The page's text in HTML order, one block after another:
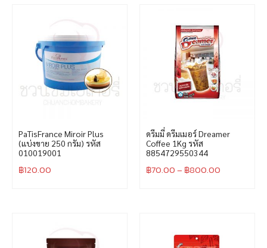
PaTisFrance Miroir Plus
(แบ่งขาย 250 กรัม) รหัส
010019001
฿120.00
ดรีมมี่ ดรีมเมอร์ Dreamer
Coffee 1Kg รหัส
8854729550344
฿70.00– ฿800.00